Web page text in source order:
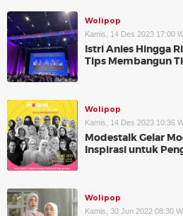
Wolipop
Kamis, 14 Des 2023 17:00
Istri Anies Hingga
Tips Membangun
Wolipop
Kamis, 14 Des 2023 10:36
Modestalk Gelar
Inspirasi untuk
Wolipop
Kamis, 30 Jun 2022 08:30